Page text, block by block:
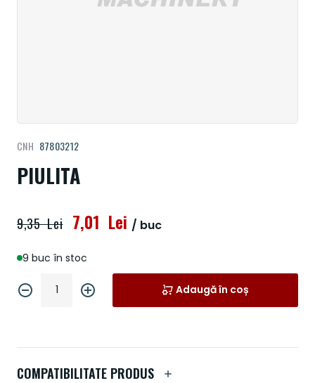
PIULITA
CNH 87803212
9 buc în stoc
7,01 Lei
9,35 Lei / buc
Adaugă în coș
la
începutul
galeriei
imagini
COMPATIBILITATE PRODUS